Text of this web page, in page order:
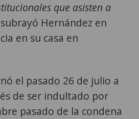
que asisten a
Hernández en
en su casa en
el pasado 26 de julio a
de ser indultado por
pasado de la condena